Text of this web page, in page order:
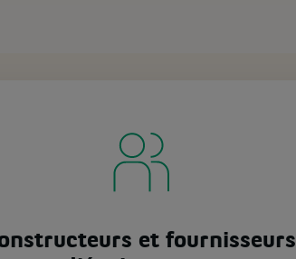
et fournisseurs